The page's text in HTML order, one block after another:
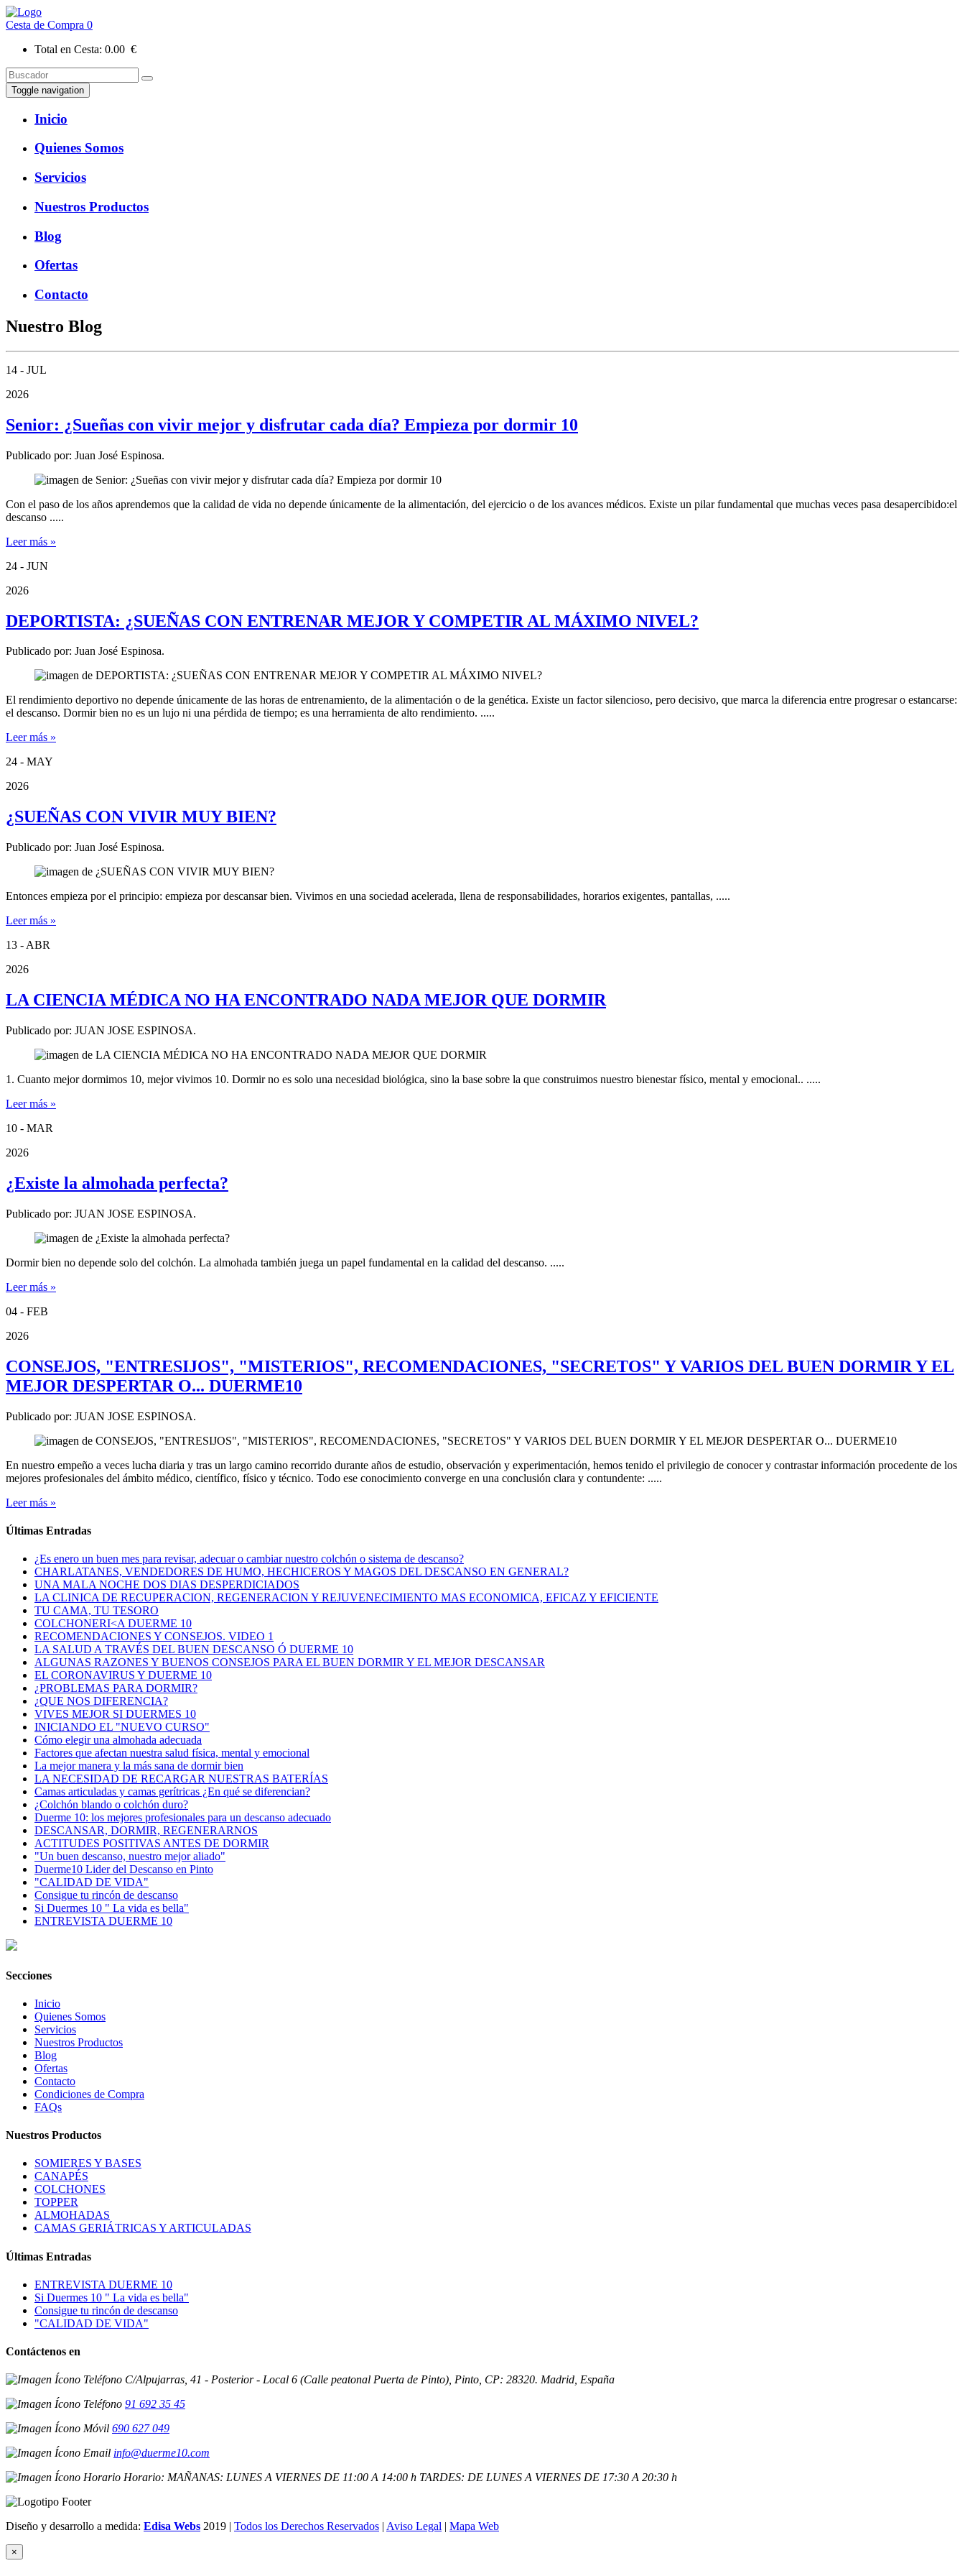
Cesta de Compra 0
Total en Cesta: 0.00 €
Toggle navigation
Inicio
Quienes Somos
Servicios
Nuestros Productos
Blog
Ofertas
Contacto
Nuestro Blog
14 - JUL
2026
Senior: ¿Sueñas con vivir mejor y disfrutar cada día? Empieza por dormir 10
Publicado por: Juan José Espinosa.
Con el paso de los años aprendemos que la calidad de vida no depende únicamente de la alimentación, del ejercicio o de los avances médicos. Existe un pilar fundamental que muchas veces pasa desapercibido:el
descanso .....
Leer más »
24 - JUN
2026
DEPORTISTA: ¿SUEÑAS CON ENTRENAR MEJOR Y COMPETIR AL MÁXIMO NIVEL?
Publicado por: Juan José Espinosa.
El rendimiento deportivo no depende únicamente de las horas de entrenamiento, de la alimentación o de la genética. Existe un factor silencioso, pero decisivo, que marca la diferencia entre progresar o estancarse:
el descanso. Dormir bien no es un lujo ni una pérdida de tiempo; es una herramienta de alto rendimiento. .....
Leer más »
24 - MAY
2026
¿SUEÑAS CON VIVIR MUY BIEN?
Publicado por: Juan José Espinosa.
Entonces empieza por el principio: empieza por descansar bien. Vivimos en una sociedad acelerada, llena de responsabilidades, horarios exigentes, pantallas, .....
Leer más »
13 - ABR
2026
LA CIENCIA MÉDICA NO HA ENCONTRADO NADA MEJOR QUE DORMIR
Publicado por: JUAN JOSE ESPINOSA.
1. Cuanto mejor dormimos 10, mejor vivimos 10. Dormir no es solo una necesidad biológica, sino la base sobre la que construimos nuestro bienestar físico, mental y emocional.. .....
Leer más »
10 - MAR
2026
¿Existe la almohada perfecta?
Publicado por: JUAN JOSE ESPINOSA.
Dormir bien no depende solo del colchón. La almohada también juega un papel fundamental en la calidad del descanso. .....
Leer más »
04 - FEB
2026
CONSEJOS, "ENTRESIJOS", "MISTERIOS", RECOMENDACIONES, "SECRETOS" Y VARIOS DEL BUEN DORMIR Y EL
MEJOR DESPERTAR O... DUERME10
Publicado por: JUAN JOSE ESPINOSA.
En nuestro empeño a veces lucha diaria y tras un largo camino recorrido durante años de estudio, observación y experimentación, hemos tenido el privilegio de conocer y contrastar información procedente de los
mejores profesionales del ámbito médico, científico, físico y técnico. Todo ese conocimiento converge en una conclusión clara y contundente: .....
Leer más »
Últimas Entradas
¿Es enero un buen mes para revisar, adecuar o cambiar nuestro colchón o sistema de descanso?
CHARLATANES, VENDEDORES DE HUMO, HECHICEROS Y MAGOS DEL DESCANSO EN GENERAL?
UNA MALA NOCHE DOS DIAS DESPERDICIADOS
LA CLINICA DE RECUPERACION, REGENERACION Y REJUVENECIMIENTO MAS ECONOMICA, EFICAZ Y EFICIENTE
TU CAMA, TU TESORO
COLCHONERI<A DUERME 10
RECOMENDACIONES Y CONSEJOS. VIDEO 1
LA SALUD A TRAVÉS DEL BUEN DESCANSO Ó DUERME 10
ALGUNAS RAZONES Y BUENOS CONSEJOS PARA EL BUEN DORMIR Y EL MEJOR DESCANSAR
EL CORONAVIRUS Y DUERME 10
¿PROBLEMAS PARA DORMIR?
¿QUE NOS DIFERENCIA?
VIVES MEJOR SI DUERMES 10
INICIANDO EL "NUEVO CURSO"
Cómo elegir una almohada adecuada
Factores que afectan nuestra salud fí­sica, mental y emocional
La mejor manera y la más sana de dormir bien
LA NECESIDAD DE RECARGAR NUESTRAS BATERÍAS
Camas articuladas y camas gerítricas ¿En qué se diferencian?
¿Colchón blando o colchón duro?
Duerme 10: los mejores profesionales para un descanso adecuado
DESCANSAR, DORMIR, REGENERARNOS
ACTITUDES POSITIVAS ANTES DE DORMIR
"Un buen descanso, nuestro mejor aliado"
Duerme10 Lider del Descanso en Pinto
"CALIDAD DE VIDA"
Consigue tu rincón de descanso
Si Duermes 10 " La vida es bella"
ENTREVISTA DUERME 10
Secciones
Inicio
Quienes Somos
Servicios
Nuestros Productos
Blog
Ofertas
Contacto
Condiciones de Compra
FAQs
Nuestros Productos
SOMIERES Y BASES
CANAPÉS
COLCHONES
TOPPER
ALMOHADAS
CAMAS GERIÁTRICAS Y ARTICULADAS
Últimas Entradas
ENTREVISTA DUERME 10
Si Duermes 10 " La vida es bella"
Consigue tu rincón de descanso
"CALIDAD DE VIDA"
Contáctenos en
C/Alpujarras, 41 - Posterior - Local 6 (Calle peatonal Puerta de Pinto), Pinto, CP: 28320. Madrid, España
91 692 35 45
690 627 049
info@duerme10.com
Horario: MAÑANAS: LUNES A VIERNES DE 11:00 A 14:00 h TARDES: DE LUNES A VIERNES DE 17:30 A 20:30 h
Diseño y desarrollo a medida: Edisa Webs 2019 | Todos los Derechos Reservados | Aviso Legal | Mapa Web
×